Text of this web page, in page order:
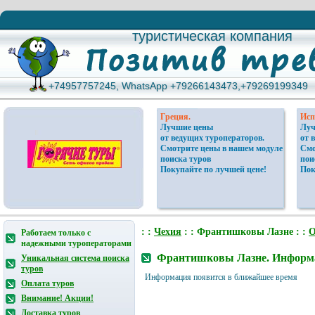
туристическая компания
туристическая компания
+74957757245, WhatsApp +79266143473,+79269199349
+74957757245, WhatsApp +79266143473,+79269199349
Греция.
Лучшие цены
от ведущих туроператоров.
Смотрите цены в нашем модуле
поиска туров
Покупайте по лучшей цене!
от
Работаем только с
надежными туроператорами
Уникальная система поиска
туров
Оплата туров
Внимание! Акции!
Доставка туров
: : Чехия : : Франтишковы Лазне : :
Франтишковы Лазне.
Информация появится в ближайшее время